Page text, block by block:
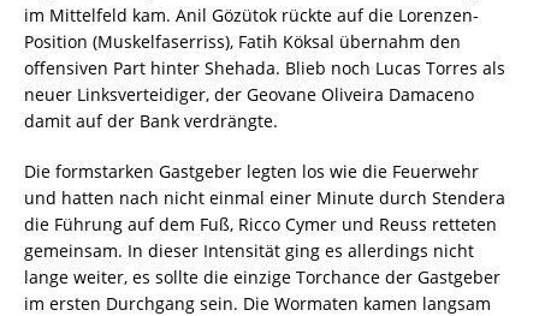
im Mittelfeld kam. Anil Gözütok rückte auf die Lorenzen-
Position (Muskelfaserriss), Fatih Köksal übernahm den
offensiven Part hinter Shehada. Blieb noch Lucas Torres als
neuer Linksverteidiger, der Geovane Oliveira Damaceno
damit auf der Bank verdrängte.
Die formstarken Gastgeber legten los wie die Feuerwehr
und hatten nach nicht einmal einer Minute durch Stendera
die Führung auf dem Fuß, Ricco Cymer und Reuss retteten
gemeinsam. In dieser Intensität ging es allerdings nicht
lange weiter, es sollte die einzige Torchance der Gastgeber
im ersten Durchgang sein. Die Wormaten kamen langsam